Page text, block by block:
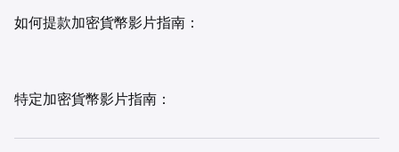
如何提款加密貨幣影片指南：
特定加密貨幣影片指南：